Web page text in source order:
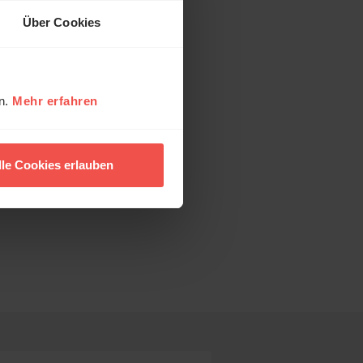
Über Cookies
Mehr erfahren
Cookies erlauben